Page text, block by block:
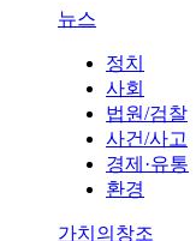
뉴스
정치
사회
법원/검찰
사건/사고
경제·유통
환경
가치의창조